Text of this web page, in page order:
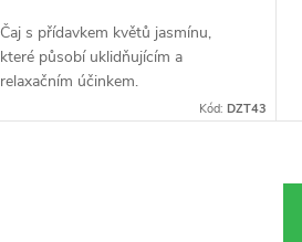
Čaj s přídavkem květů jasmínu,
které působí uklidňujícím a
relaxačním účinkem.
Kód:DZT43